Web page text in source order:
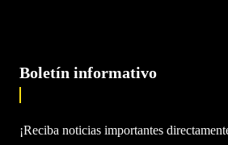
Boletín informativo
¡Reciba noticias importantes